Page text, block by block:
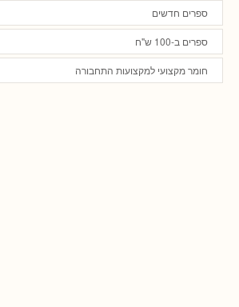
ספרים חדשים
ספרים ב-100 ש"ח
חומר מקצועי למקצועות התחבורה